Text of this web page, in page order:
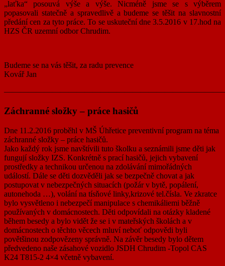
„laťka“ posouvá výše a výše. Nicméně jsme se s výběrem
popasovali statečně a spravedlivě a budeme se těšit na slavnostní
předání cen za tyto práce. To se uskuteční dne 3.5.2016 v 17.hod na
HZS ČR uzemní odbor Chrudim.
Budeme se na vás těšit, za radu prevence
Kovář Jan
Záchranné složky – práce hasičů
Dne 11.2.2016 proběhl v MŠ Úhřetice preventivní program na téma
záchranné složky – práce hasičů.
Jako každý rok jsme navštívili tuto školku a seznámili jsme děti jak
fungují složky IZS. Konkrétně s prací hasičů, jejich vybavení
prostředky a technikou určenou na zdolávání mimořádných
událostí. Dále se děti dozvěděli jak se bezpečně chovat a jak
postupovat v nebezpečných situacích (požár v bytě, popálení,
autonehoda …), volání na tísňové linky,krizové tel.čísla. Ve zkratce
bylo vysvětleno i nebezpečí manipulace s chemikáliemi běžně
používaných v domácnostech. Děti odpovídali na otázky kladené
během besedy a bylo vidět že se i v mateřských školách a v
domácnostech o těchto věcech mluví neboť odpovědi byli
povětšinou zodpovězeny správně. Na závěr besedy bylo dětem
předvedeno naše zásahové vozidlo JSDH Chrudim -Topol CAS
K24 T815-2 4×4 včetně vybavení.